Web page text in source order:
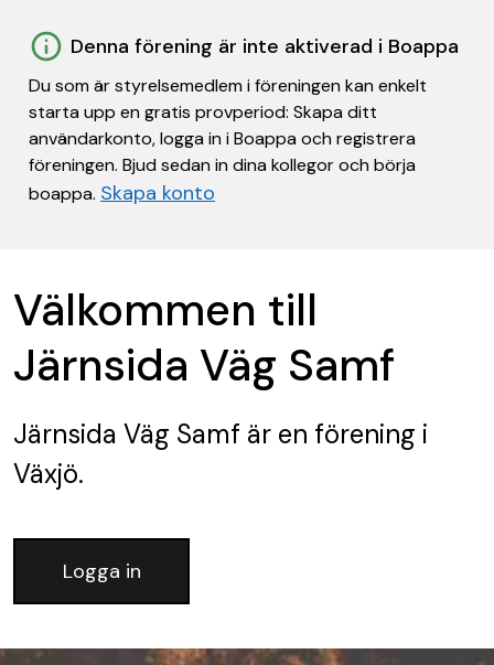
Denna förening är inte aktiverad i Boappa
Du som är styrelsemedlem i föreningen kan enkelt
starta upp en gratis provperiod: Skapa ditt
användarkonto, logga in i Boappa och registrera
föreningen. Bjud sedan in dina kollegor och börja
boappa. Skapa konto
Välkommen till
Järnsida Väg Samf
Järnsida Väg Samf är en förening i
Växjö.
Logga in